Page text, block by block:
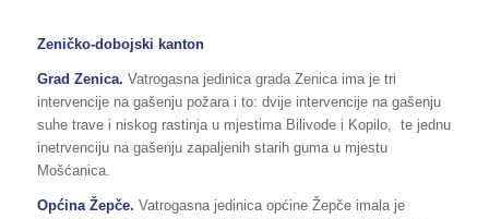
Zeničko-dobojski kanton
Grad Zenica. Vatrogasna jedinica grada Zenica ima je tri
intervencije na gašenju požara i to: dvije intervencije na gašenju
suhe trave i niskog rastinja u mjestima Bilivode i Kopilo, te jednu
inetrvenciju na gašenju zapaljenih starih guma u mjestu
Mošćanica.
Općina Žepče. Vatrogasna jedinica općine Žepče imala je